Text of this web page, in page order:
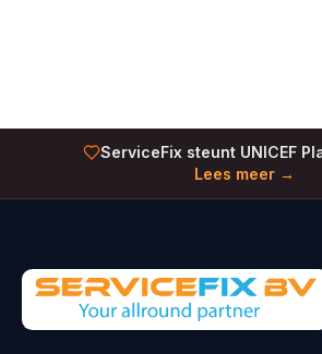
ServiceFix steunt UNICEF
Lees meer →